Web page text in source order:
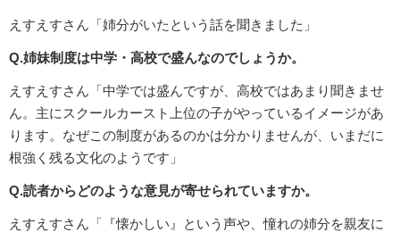
えすえすさん「姉分がいたという話を聞きました」
Q.姉妹制度は中学・高校で盛んなのでしょうか。
えすえすさん「中学では盛んですが、高校ではあまり聞きませ
ん。主にスクールカースト上位の子がやっているイメージがあ
ります。なぜこの制度があるのかは分かりませんが、いまだに
根強く残る文化のようです」
Q.読者からどのような意見が寄せられていますか。
えすえすさん「『懐かしい』という声や、憧れの姉分を親友に